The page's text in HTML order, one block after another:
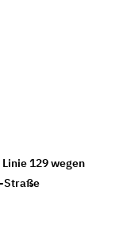
129 wegen
Straße